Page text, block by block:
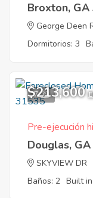
Broxton,
George Deen
Dormitorios: 3
7
$213,600
Pre-ejecución
Douglas,
SKYVIEW DR
Baños: 2 Built